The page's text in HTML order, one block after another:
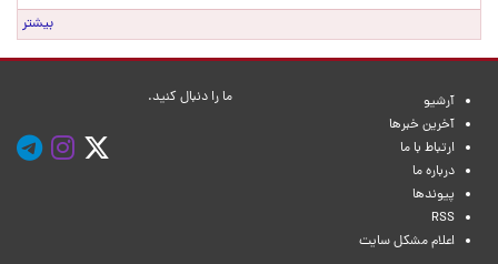
بیشتر
آرشیو
آخرین خبرها
ارتباط با ما
درباره ما
پیوندها
RSS
اعلام مشکل سایت
ما را دنبال کنید.